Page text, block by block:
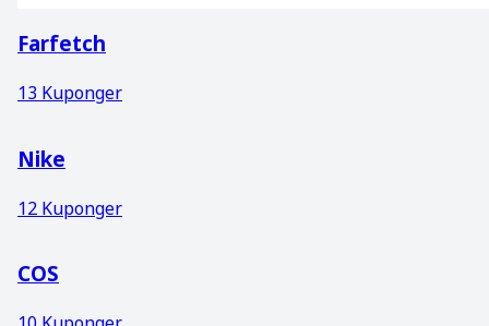
Farfetch
13 Kuponger
Nike
12 Kuponger
COS